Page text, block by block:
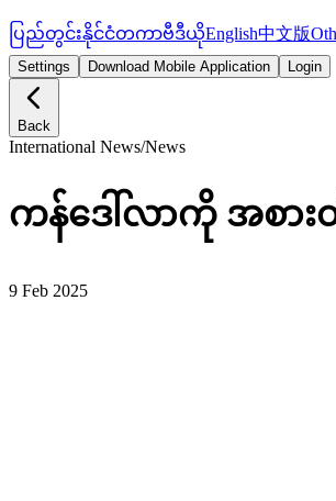
ပြည်တွင်းနိုင်ငံတကာဗီဒီယိုEnglish中文版
Settings Download Mobile Application Login
Back
International News/News
ကန်ဒေါ်လာကို အစားထို
9 Feb 2025